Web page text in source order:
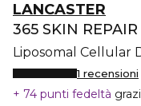
LANCASTER
365 SKIN REPAIR
Liposomal Cellular
1 recensioni
74 punti fedeltà